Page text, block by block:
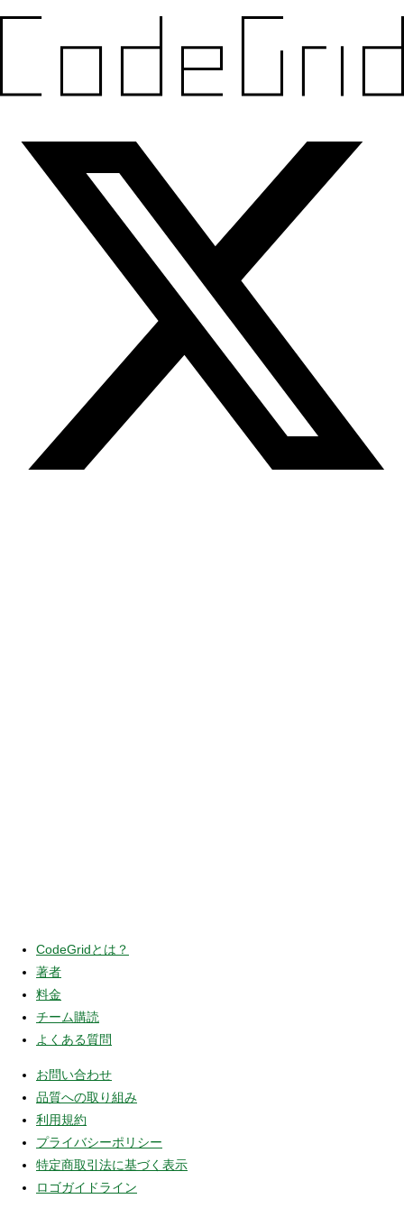
CodeGridとは？
著者
料金
チーム購読
よくある質問
お問い合わせ
品質への取り組み
利用規約
プライバシーポリシー
特定商取引法に基づく表示
ロゴガイドライン